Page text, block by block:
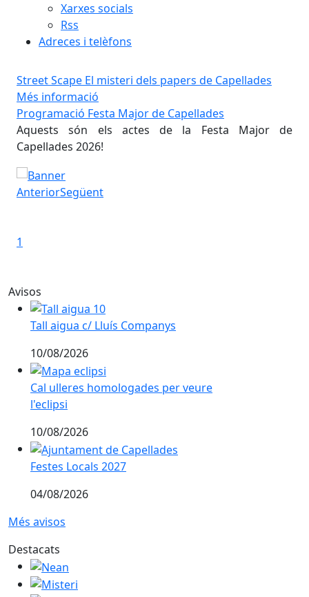
Xarxes socials
Rss
Adreces i telèfons
Street Scape El misteri dels papers de Capellades
Més informació
Programació Festa Major de Capellades
Aquests són els actes de la Festa Major de
Capellades 2026!
Programació Festa Major de Capellades
AnteriorSegüent
1
Avisos
Tall aigua c/ Lluís Companys
Tall aigua c/ Lluís Companys
10/08/2026
Cal ulleres homologades per veure l'eclipsi
Cal ulleres homologades per veure
l'eclipsi
10/08/2026
Festes Locals 2027
Festes Locals 2027
04/08/2026
Més avisos
Destacats
Nean
Misteri